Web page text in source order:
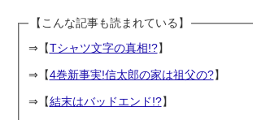
【こんな記事も読まれている】
⇒【Tシャツ文字の真相!?】
⇒【4巻新事実!信太郎の家は祖父の?】
⇒【結末はバッドエンド!?】